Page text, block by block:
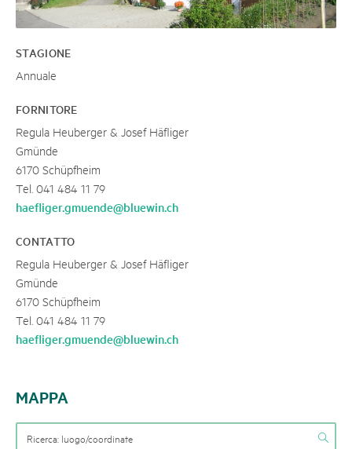
STAGIONE
Annuale
FORNITORE
Regula Heuberger & Josef Häfliger
Gmünde
6170 Schüpfheim
Tel. 041 484 11 79
haefliger.gmuende@bluewin.ch
CONTATTO
Regula Heuberger & Josef Häfliger
Gmünde
6170 Schüpfheim
Tel. 041 484 11 79
haefliger.gmuende@bluewin.ch
MAPPA